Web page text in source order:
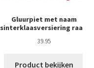
Gluurpiet met naam
sinterklaasversiering raam
39.95
Product bekijken